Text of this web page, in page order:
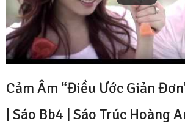
Cảm Âm “Điều Ước Giản
| Sáo Bb4 | Sáo Trúc Hoàng